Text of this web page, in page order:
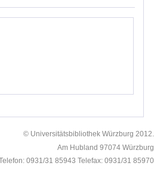
© Universitätsbibliothek Würzburg 2012.
Am Hubland 97074 Würzburg
Telefon: 0931/31 85943 Telefax: 0931/31 85970